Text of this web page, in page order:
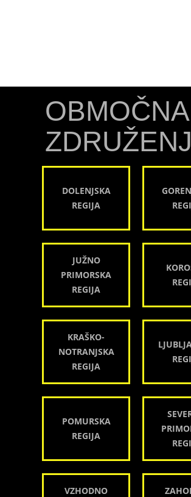
OBMOČNA
DOLENJSKA
REGIJA
JUŽNO
PRIMORSKA
REGIJA
KRAŠKO-
NOTRANJSKA
REGIJA
POMURSKA
REGIJA
VZHODNO